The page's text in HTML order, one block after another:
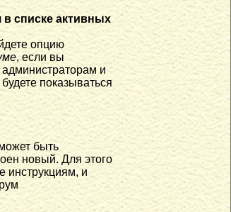
в списке активных
опцию
, если вы
администраторам и
показываться
быть
новый. Для этого
инструкциям, и